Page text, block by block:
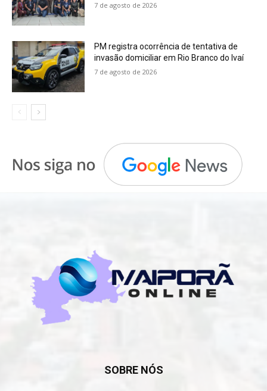
7 de agosto de 2026
PM registra ocorrência de tentativa de
invasão domiciliar em Rio Branco do Ivaí
7 de agosto de 2026
SOBRE NÓS